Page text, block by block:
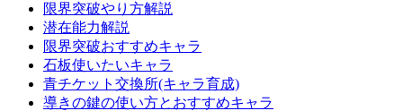
限界突破やり方解説
潜在能力解説
限界突破おすすめキャラ
石板使いたいキャラ
青チケット交換所(キャラ育成)
導きの鍵の使い方とおすすめキャラ